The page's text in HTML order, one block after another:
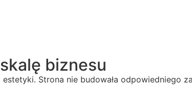
biznesu
Strona nie budowała odpowiedniego